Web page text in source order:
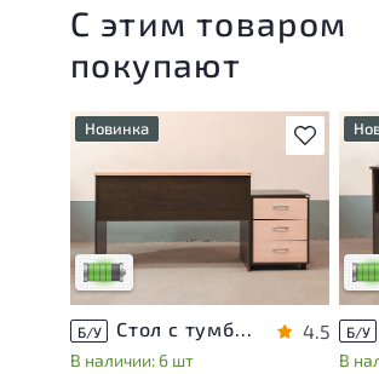
С этим товаром
покупают
В
Новинка
незначительные следы
эксплуатации, не влияющие
Низкая степень износа
Б/У Стол с тумбой ЛДСП Венге
В наличии: 6 шт
4.5
У
Б/У
В